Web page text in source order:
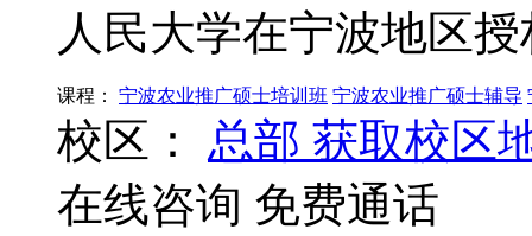
人民大学在宁波地区
课程： 宁波农业推广硕士培训班 宁波农业推广硕士辅导
校区： 总部 获取校区
在线咨询 免费通话